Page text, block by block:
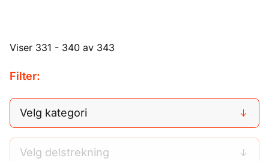
Viser 331 - 340 av 343
Filter:
Velg kategori
Velg delstrekning